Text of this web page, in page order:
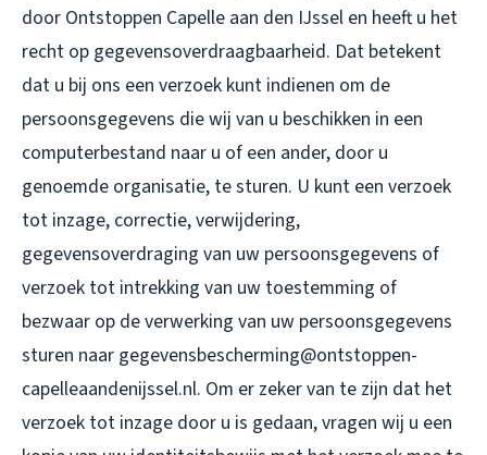
door Ontstoppen Capelle aan den IJssel en heeft u het
recht op gegevensoverdraagbaarheid. Dat betekent
dat u bij ons een verzoek kunt indienen om de
persoonsgegevens die wij van u beschikken in een
computerbestand naar u of een ander, door u
genoemde organisatie, te sturen. U kunt een verzoek
tot inzage, correctie, verwijdering,
gegevensoverdraging van uw persoonsgegevens of
verzoek tot intrekking van uw toestemming of
bezwaar op de verwerking van uw persoonsgegevens
sturen naar gegevensbescherming@ontstoppen-
capelleaandenijssel.nl. Om er zeker van te zijn dat het
verzoek tot inzage door u is gedaan, vragen wij u een